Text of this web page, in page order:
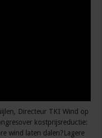
Directeur TKI Wind op
kostprijsreductie:
wind laten dalen?Lagere